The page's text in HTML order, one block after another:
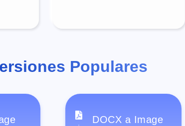
Populares
DOCX a Image